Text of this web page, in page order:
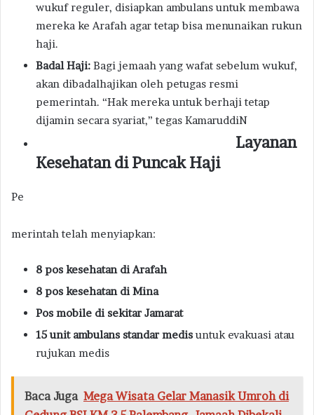
wukuf reguler, disiapkan ambulans untuk membawa
mereka ke Arafah agar tetap bisa menunaikan rukun
haji.
Badal Haji: Bagi jemaah yang wafat sebelum wukuf,
akan dibadalhajikan oleh petugas resmi
pemerintah. “Hak mereka untuk berhaji tetap
dijamin secara syariat,” tegas KamaruddiN
Layanan
Kesehatan di Puncak Haji
Pe
merintah telah menyiapkan:
8 pos kesehatan di Arafah
8 pos kesehatan di Mina
Pos mobile di sekitar Jamarat
15 unit ambulans standar medis untuk evakuasi atau
rujukan medis
Baca Juga Mega Wisata Gelar Manasik Umroh di